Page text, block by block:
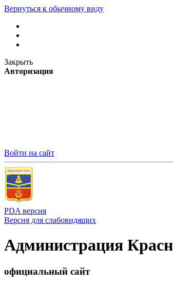
Вернуться к обычному виду
Закрыть
Авторизация
Войти на сайт
PDA версия
Версия для слабовидящих
Администрация
официальный сайт